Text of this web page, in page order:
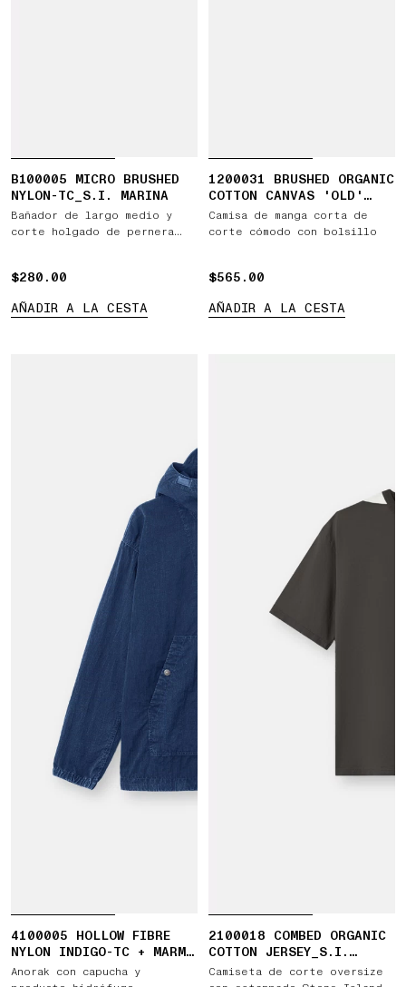
B100005 MICRO BRUSHED
NYLON-TC_S.I. MARINA
Bañador de largo medio y
corte holgado de pernera
$280.00
$280.00
AÑADIR A LA CESTA
1200031 BRUSHED ORGANIC
COTTON CANVAS 'OLD'
EFFECT
Camisa de manga corta de
corte cómodo con bolsillo
$565.00
$565.00
AÑADIR A LA CESTA
4100005 HOLLOW FIBRE
NYLON INDIGO-TC + MARMO
CORROSION
Anorak con capucha y
2100018 COMBED ORGANIC
COTTON JERSEY_S.I.
MARINA
Camiseta de corte oversize